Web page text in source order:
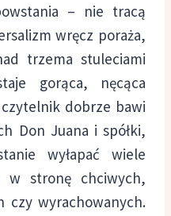
– nie tracą
wręcz poraża,
trzema stuleciami
gorąca, nęcąca
czytelnik dobrze bawi
Don Juana i spółki,
wyłapać wiele
w stronę chciwych,
czy wyrachowanych.